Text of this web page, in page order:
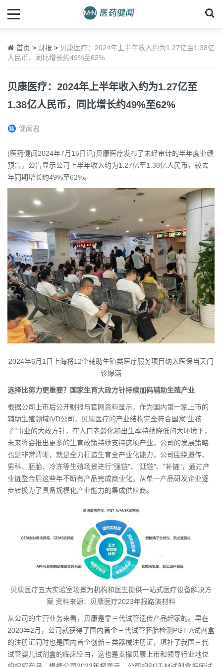
首页 > 财报 > 贝康医疗：2024年上半年收入约为1.27亿至1.38亿
人民币，同比增长约49%至62%
贝康医疗：2024年上半年收入约为1.27亿至
1.38亿人民币，同比增长约49%至62%
健闻君
(医药健闻2024年7月15日讯)贝康医疗发布了未经审计的半年度业绩
预告，公告显示公司上半年收入约为1.27亿至1.38亿人民币，较去
年同期增长约49%至62%。
2024年6月1日上海将12个辅助生殖类医疗服务项目纳入医保当天门
诊爆满
选择比努力更重要？国家生育大政方针持续加码辅助生殖产业
根据公司上市后公开财报与官网资料显示，作为国内第一家上市的
辅助生殖领域IVD公司，贝康医疗的产业结构完全符合国家"生孩
子"事业的大政方针，在人口老龄化和出生率持续降低的大环境下，
未来将会推出更多的生育政策持续支持这项产业。公司的发展策略
也是非常清晰，就是全力打造生育全产业化能力，公司围绕遗传、
男科、胚胎、冷冻等生殖场景进行"强链"、"延链"、"补链"，通过产
业链整合后这些年不断有产品完成商业化，从单一产品研发企业逐
步转换为了具备规模化产业能力的集成供应商。
贝康医疗五大实验室场景为机构和医生提供一站式医疗设备解决方
案 资料来源：贝康医疗2023年报路演材料
从公司的主营业务来看，贝康是靠三代试管遗传产品起家的。早在
2020年2月，公司就获得了国内首个三代试管胚胎检测PGT-A试剂盒
的注册证同时也是国内首个创新三类器械注册证，填补了我国三代
试管婴儿试剂盒的临床空白，这也是支撑贝康上市和领导行业地位